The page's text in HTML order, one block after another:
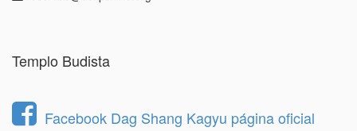
Templo Budista
Facebook Dag Shang Kagyu página oficial